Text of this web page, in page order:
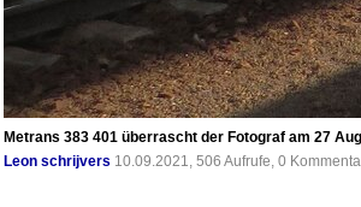
Metrans 383 401 überrascht der Fotograf am 27
Leon schrijvers 10.09.2021, 506 Aufrufe, 0